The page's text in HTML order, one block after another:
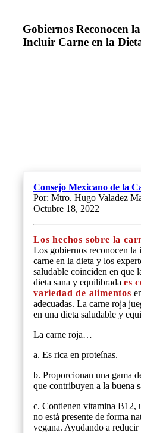
Gobiernos Reconocen
Incluir Carne en la
Consejo Mexicano de la
Por: Mtro. Hugo Valadez
Octubre 18, 2022
Los hechos sobre la
Los gobiernos reconocen
carne en la dieta y los
saludable coinciden en que
dieta sana y equilibrada es
variedad de alimentos
adecuadas. La carne roja
en una dieta saludable y
La carne roja…
a. Es rica en proteínas.
b. Proporcionan una gama
que contribuyen a la buena
c. Contienen vitamina B12,
no está presente de forma
vegana. Ayudando a